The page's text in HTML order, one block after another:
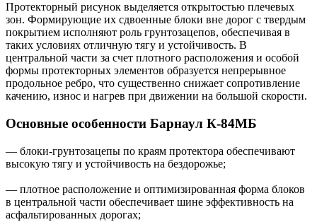
Протекторный рисунок выделяется открытостью плечевых
зон. Формирующие их сдвоенные блоки вне дорог с твердым
покрытием исполняют роль грунтозацепов, обеспечивая в
таких условиях отличную тягу и устойчивость. В
центральной части за счет плотного расположения и особой
формы протекторных элементов образуется непрерывное
продольное ребро, что существенно снижает сопротивление
качению, износ и нагрев при движении на большой скорости.
Основные особенности Барнаул К-84МБ
— блоки-грунтозацепы по краям протектора обеспечивают
высокую тягу и устойчивость на бездорожье;
— плотное расположение и оптимизированная форма блоков
в центральной части обеспечивает шине эффективность на
асфальтированных дорогах;